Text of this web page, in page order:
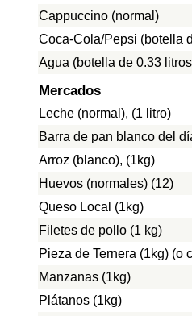
Cappuccino (normal)
Coca-Cola/Pepsi (botella
Agua (botella de 0.33
Mercados
Leche (normal), (1 litro)
Barra de pan blanco del
Arroz (blanco), (1kg)
Huevos (normales) (12)
Queso Local (1kg)
Filetes de pollo (1 kg)
Pieza de Ternera (1kg) (o
Manzanas (1kg)
Plátanos (1kg)